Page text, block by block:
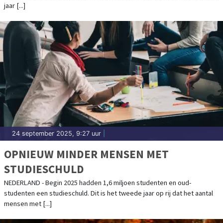
jaar [...]
24 september 2025, 9:27 uur
OPNIEUW MINDER MENSEN MET
STUDIESCHULD
NEDERLAND - Begin 2025 hadden 1,6 miljoen studenten en oud-
studenten een studieschuld. Dit is het tweede jaar op rij dat het aantal
mensen met [...]